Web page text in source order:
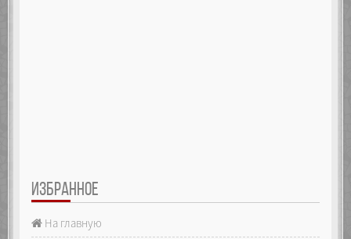
ИЗБРАННОЕ
На главную